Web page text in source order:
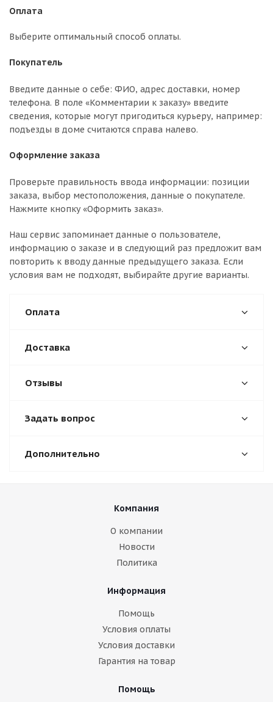
Оплата
Выберите оптимальный способ оплаты.
Покупатель
Введите данные о себе: ФИО, адрес доставки, номер
телефона. В поле «Комментарии к заказу» введите
сведения, которые могут пригодиться курьеру, например:
подъезды в доме считаются справа налево.
Оформление заказа
Проверьте правильность ввода информации: позиции
заказа, выбор местоположения, данные о покупателе.
Нажмите кнопку «Оформить заказ».
Наш сервис запоминает данные о пользователе,
информацию о заказе и в следующий раз предложит вам
повторить к вводу данные предыдущего заказа. Если
условия вам не подходят, выбирайте другие варианты.
Оплата
Доставка
Отзывы
Задать вопрос
Дополнительно
Компания
О компании
Новости
Политика
Информация
Помощь
Условия оплаты
Условия доставки
Гарантия на товар
Помощь